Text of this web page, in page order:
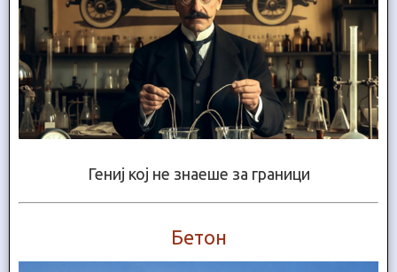
Гениј кој не знаеше за граници
Бетон